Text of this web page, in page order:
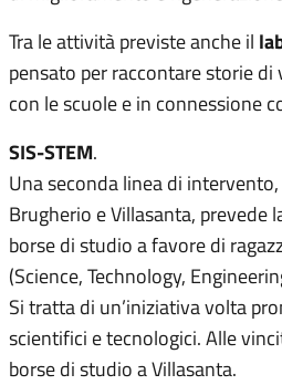
Tra le attività previste anche il
pensato per raccontare storie
con le scuole e in connessione
SIS-STEM.
Una seconda linea di
Brugherio e Villasanta, prevede
borse di studio a favore di
(Science, Technology,
Si tratta di un’iniziativa volta
scientifici e tecnologici. Alle
borse di studio a Villasanta.